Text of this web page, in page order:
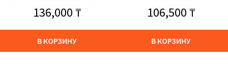
136,000₸
В КОРЗИНУ
106,500₸
В КОРЗИНУ